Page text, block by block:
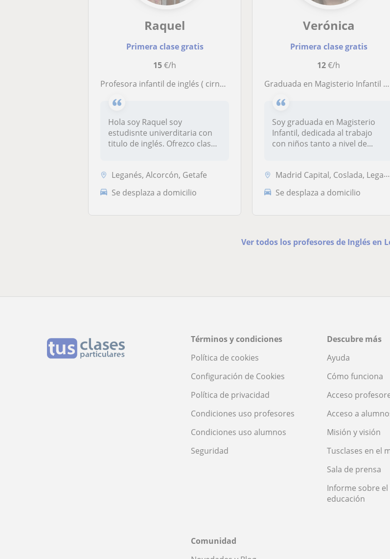
Raquel
Primera clase gratis
15€/h
Profesora infantil de inglés ( cirnvias en bilingue) para niños primaria y eso
Hola soy Raquel soy
estudisnte univerditaria con
titulo de inglés. Ofrezco clases
Leganés, Alcorcón, Getafe
Se desplaza a domicilio
Verónica
Primera clase gratis
12€/h
Graduada en Magisterio Infantil con experiencia profesional como profesora a nivel infantil y primaria
Soy graduada en Magisterio
Infantil, dedicada al trabajo
con niños tanto a nivel de...
Madrid Capital, Coslada, Leganés, Pozuelo de Alarcón
Se desplaza a domicilio
Ver todos los profesores de Inglés en
Términos y condiciones
Política de cookies
Configuración de Cookies
Política de privacidad
Condiciones uso profesores
Condiciones uso alumnos
Seguridad
Descubre más
Ayuda
Cómo funciona
Acceso
Acceso a
Misión y visión
Tusclases en el
Sala de prensa
Informe sobre
educación
Comunidad